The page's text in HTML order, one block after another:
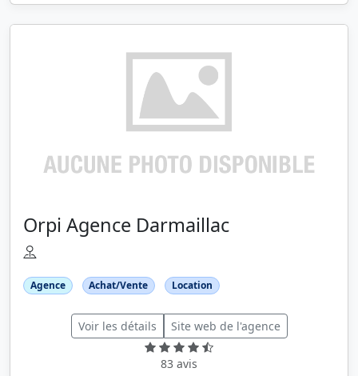
Orpi Agence Darmaillac
Agence Achat/Vente Location
Voir les détails Site web de l'agence
83 avis